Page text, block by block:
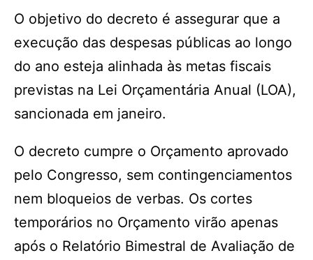
O objetivo do decreto é assegurar que a
execução das despesas públicas ao longo
do ano esteja alinhada às metas fiscais
previstas na Lei Orçamentária Anual (LOA),
sancionada em janeiro.
O decreto cumpre o Orçamento aprovado
pelo Congresso, sem contingenciamentos
nem bloqueios de verbas. Os cortes
temporários no Orçamento virão apenas
após o Relatório Bimestral de Avaliação de